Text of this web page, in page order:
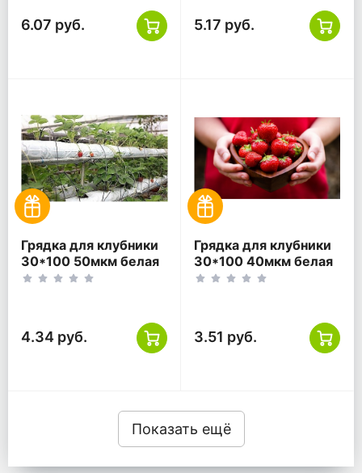
6.07 руб. 5.17 руб.
Грядка для клубники
30*100 50мкм белая
ПВД
4.34 руб.
Грядка для клубники
30*100 40мкм белая
ПВД
3.51 руб.
Показать ещё